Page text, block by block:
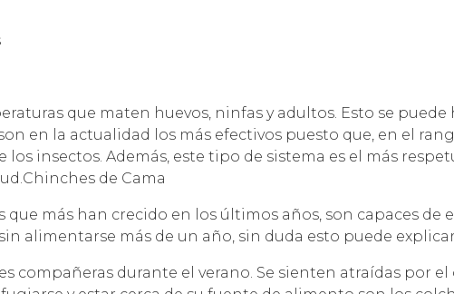
que maten huevos, ninfas y adultos. Esto se
en la actualidad los más efectivos puesto que, en el
los insectos. Además, este tipo de sistema es el más
de Cama
más han crecido en los últimos años, son capaces de
alimentarse más de un año, sin duda esto puede
compañeras durante el verano. Se sienten atraídas por el